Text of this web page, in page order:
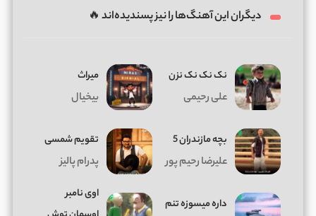
دیگران این آهنگ‌ها را نیز پسندیده‌اند 🔥
نک نک نک نزن
علی رحیمی
میراث
بیخیال
بچه مازندران 5
علیرضا رحیم پور
تقویم شمسی
پدرام پالیز
داره میسوزه تنم
اوی نامبر